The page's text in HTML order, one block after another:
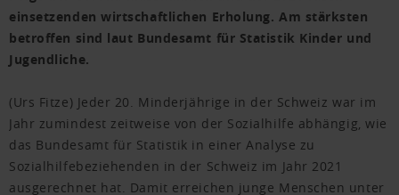
einsetzenden wirtschaftlichen Erholung. Am stärksten
betroffen sind laut Bundesamt für Statistik Kinder und
Jugendliche.
(Urs Fitze) Jeder 20. Minderjährige in der Schweiz war im
Jahr zumindest zeitweise von der Sozialhilfe abhängig, wie
das Bundesamt für Statistik in einer Analyse zu
Sozialhilfebeziehenden in der Schweiz im Jahr 2021
ausgerechnet hat. Damit erreichen junge Menschen unter